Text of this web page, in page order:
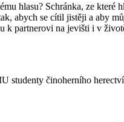
hlasu? Schránka, ze
abych se cítil jistěji a aby
partnerovi na jevišti i v
studenty činoherního